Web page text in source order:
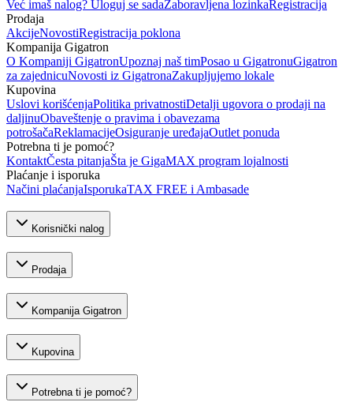
Već imaš nalog? Uloguj se sadaZaboravljena lozinkaRegistracija
Prodaja
AkcijeNovostiRegistracija poklona
Kompanija Gigatron
O Kompaniji GigatronUpoznaj naš timPosao u GigatronuGigatron
za zajednicuNovosti iz GigatronaZakupljujemo lokale
Kupovina
Uslovi korišćenjaPolitika privatnostiDetalji ugovora o prodaji na
daljinuObaveštenje o pravima i obavezama
potrošačaReklamacijeOsiguranje uređajaOutlet ponuda
Potrebna ti je pomoć?
KontaktČesta pitanjaŠta je GigaMAX program lojalnosti
Plaćanje i isporuka
Načini plaćanjaIsporukaTAX FREE i Ambasade
Korisnički nalog
Prodaja
Kompanija Gigatron
Kupovina
Potrebna ti je pomoć?